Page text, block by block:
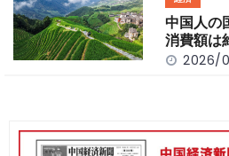
中国人の
消費額は
2026/